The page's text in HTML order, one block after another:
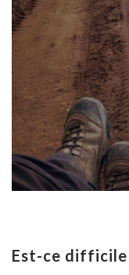
Est-ce difficile